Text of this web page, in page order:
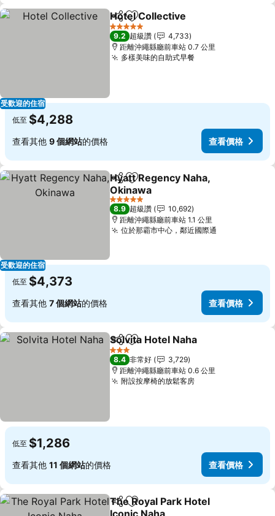
受歡迎的住宿
分享 加入我的最愛
Hotel Collective
5 星級
9.2 超級讚
4,733
距離沖繩縣廳前車站 0.7 公里
多樣美味的自助式早餐
低至 $4,288
查看其他 9 個網站的價格 查看價格
受歡迎的住宿
分享 加入我的最愛
Hyatt Regency Naha,
Okinawa
5 星級
8.9 超級讚
10,692
距離沖繩縣廳前車站 1.1 公里
位於那霸市中心，鄰近國際通
低至 $4,373
查看其他 7 個網站的價格 查看價格
分享 加入我的最愛
Solvita Hotel Naha
3 星級
8.4 非常好
3,729
距離沖繩縣廳前車站 0.6 公里
附設按摩椅的放鬆客房
低至 $1,286
查看其他 11 個網站的價格 查看價格
分享 加入我的最愛
The Royal Park Hotel
Iconic Naha